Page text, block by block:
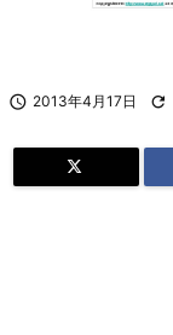
 2013年4月17日 